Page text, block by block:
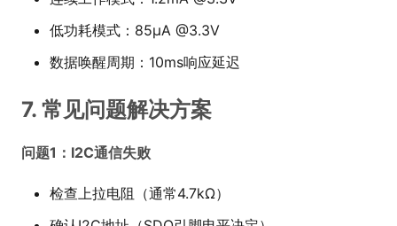
低功耗模式：85μA @3.3V
数据唤醒周期：10ms响应延迟
7. 常见问题解决方案
问题1：I2C通信失败
检查上拉电阻（通常4.7kΩ）